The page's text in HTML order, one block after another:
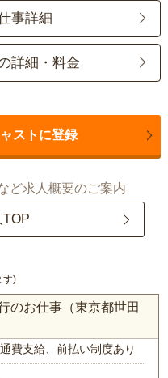
事詳細
詳細・料金
ストに登録
ど求人概要のご案内
TOP
す)
のお仕事（東京都世田
通費支給、前払い制度あり